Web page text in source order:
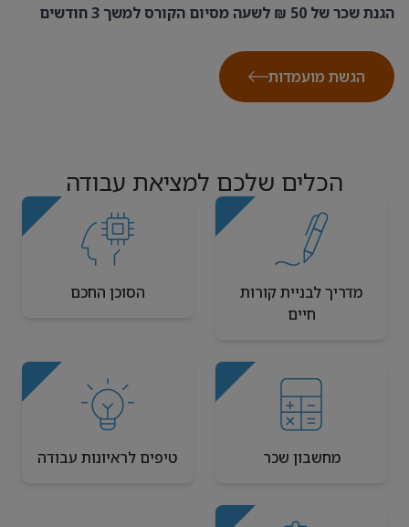
הגנת שכר של 50 ₪ לשעה מסיום הקורס למשך 3 חודשים
הגשת מועמדות
הכלים שלכם למציאת עבודה
מדריך לבניית קורות
חיים
הסוכן החכם
מחשבון שכר טיפים לראיונות עבודה